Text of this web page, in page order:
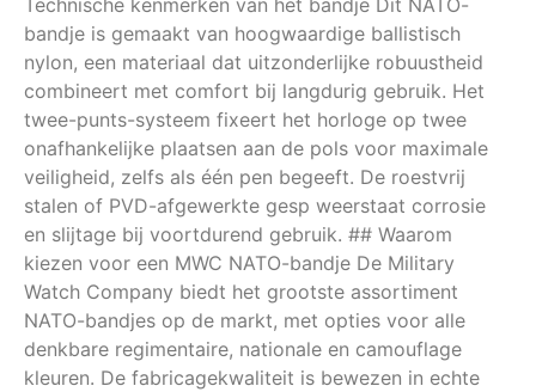
Technische kenmerken van het bandje Dit NATO-
bandje is gemaakt van hoogwaardige ballistisch
nylon, een materiaal dat uitzonderlijke robuustheid
combineert met comfort bij langdurig gebruik. Het
twee-punts-systeem fixeert het horloge op twee
onafhankelijke plaatsen aan de pols voor maximale
veiligheid, zelfs als één pen begeeft. De roestvrij
stalen of PVD-afgewerkte gesp weerstaat corrosie
en slijtage bij voortdurend gebruik. ## Waarom
kiezen voor een MWC NATO-bandje De Military
Watch Company biedt het grootste assortiment
NATO-bandjes op de markt, met opties voor alle
denkbare regimentaire, nationale en camouflage
kleuren. De fabricagekwaliteit is bewezen in echte